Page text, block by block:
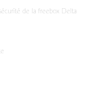
de la freebox Delta